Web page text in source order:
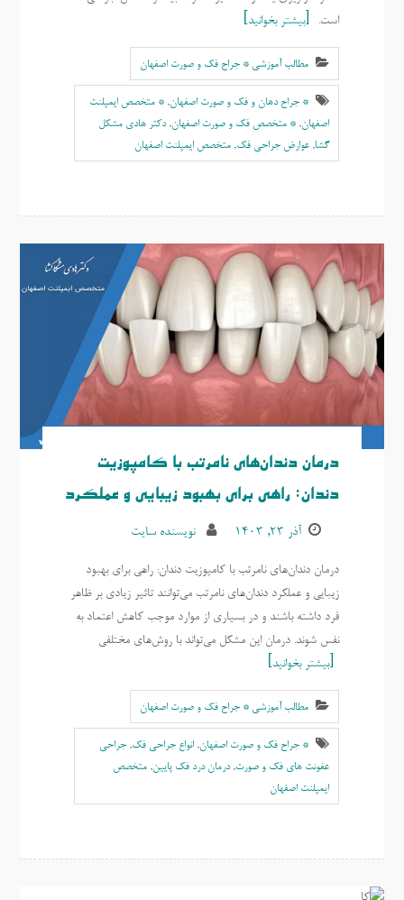
است.
بیشتر بخوانید
مطالب آموزشی * جراح فک و صورت اصفهان
* جراح دهان و فک و صورت اصفهان, * متخصص ایمپلنت
اصفهان, * متخصص فک و صورت اصفهان,دکتر هادی مشکل
گشا, عوارض جراحی فک, متخصص ايمپلنت اصفهان
درمان دندان‌های نامرتب با کامپوزیت
دندان: راهی برای بهبود زیبایی و عملکرد
آذر ۲۳, ۱۴۰۳ نویسنده سایت
درمان دندان‌های نامرتب با کامپوزیت دندان: راهی برای بهبود
زیبایی و عملکرد دندان‌های نامرتب می‌توانند تاثیر زیادی بر ظاهر
فرد داشته باشند و در بسیاری از موارد موجب کاهش اعتماد به
نفس شوند. درمان این مشکل می‌تواند با روش‌های مختلفی
بیشتر بخوانید
مطالب آموزشی * جراح فک و صورت اصفهان
* جراح فک و صورت اصفهان, انواع جراحی فک, جراحی
عفونت های فک و صورت,درمان درد فک پایین, متخصص
ايمپلنت اصفهان